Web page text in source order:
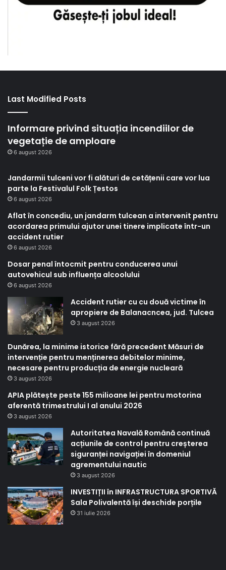
Last Modified Posts
Informare privind situația incendiilor de
vegetație de amploare
6 august 2026
Jandarmii tulceni vor fi alături de cetățenii care vor lua
parte la Festivalul Folk Țestos
6 august 2026
Aflat în concediu, un jandarm tulcean a intervenit pentru
acordarea primului ajutor unei tinere implicate într-un
accident rutier
6 august 2026
Dosar penal întocmit pentru conducerea unui
autovehicul sub influența alcoolului
6 august 2026
Accident rutier cu cu două victime în
apropiere de Balanacncea, jud. Tulcea
3 august 2026
Dunărea, la minime istorice fără precedent Măsuri de
intervenție pentru menținerea debitelor minime,
necesare pentru producția de energie nucleară
3 august 2026
APIA plătește peste 155 milioane lei pentru motorina
aferentă trimestrului I al anului 2026
3 august 2026
Autoritatea Navală Română continuă
acțiunile de control pentru creșterea
siguranței navigației în domeniul
agrementului nautic
3 august 2026
INVESTIȚII în INFRASTRUCTURA SPORTIVĂ
Sala Polivalentă își deschide porțile
31 iulie 2026